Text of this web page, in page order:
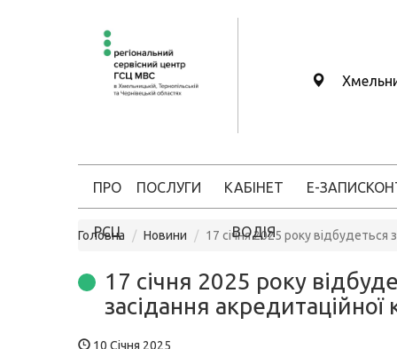
ПРО
РСЦ
ПОСЛУГИ КАБІНЕТ
ВОДІЯ
Е-ЗАПИС
Головна Новини 17 січня 2025 року відбудеться
17 січня 2025 року
засідання акредитаційної
10 Січня 2025